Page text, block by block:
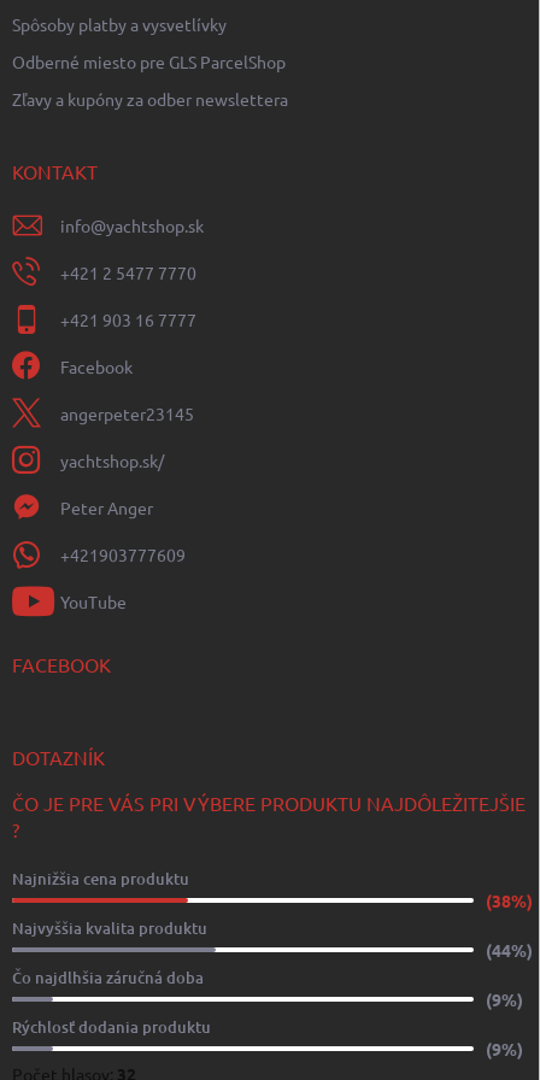
Spôsoby platby a vysvetlívky
Odberné miesto pre GLS ParcelShop
Zľavy a kupóny za odber newslettera
KONTAKT
info@yachtshop.sk
+421 2 5477 7770
+421 903 16 7777
Facebook
angerpeter23145
yachtshop.sk/
Peter Anger
+421903777609
YouTube
FACEBOOK
DOTAZNÍK
ČO JE PRE VÁS PRI VÝBERE PRODUKTU NAJDÔLEŽITEJŠIE
?
Najnižšia cena produktu
(38%)
Najvyššia kvalita produktu
(44%)
Čo najdlhšia záručná doba
(9%)
Rýchlosť dodania produktu
(9%)
Počet hlasov: 32